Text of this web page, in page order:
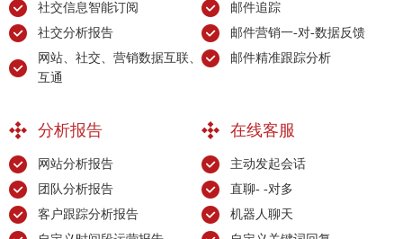
社交信息智能订阅
社交分析报告
网站、社交、营销数据互联、
互通
邮件追踪
邮件营销一-对-数据反馈
邮件精准跟踪分析
分析报告
网站分析报告
团队分析报告
客户跟踪分析报告
在线客服
主动发起会话
直聊- -对多
机器人聊天